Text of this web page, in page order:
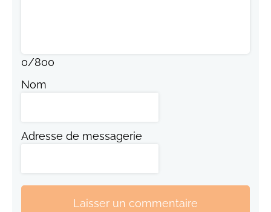
0/800
Nom
Adresse de messagerie
Laisser un commentaire